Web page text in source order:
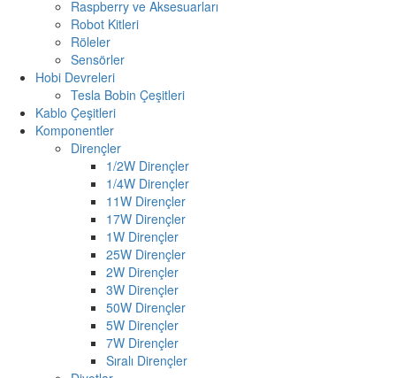
Raspberry ve Aksesuarları
Robot Kitleri
Röleler
Sensörler
Hobi Devreleri
Tesla Bobin Çeşitleri
Kablo Çeşitleri
Komponentler
Dirençler
1/2W Dirençler
1/4W Dirençler
11W Dirençler
17W Dirençler
1W Dirençler
25W Dirençler
2W Dirençler
3W Dirençler
50W Dirençler
5W Dirençler
7W Dirençler
Sıralı Dirençler